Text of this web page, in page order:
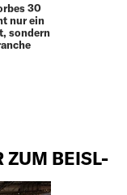
30
nur ein
sondern
ZUM BEISL-